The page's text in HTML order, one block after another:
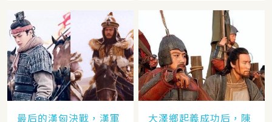
最后的漢匈決戰，漢軍
大澤鄉起義成功后，陳